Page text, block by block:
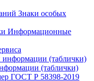
Знаки особых
Информационные
(таблички)